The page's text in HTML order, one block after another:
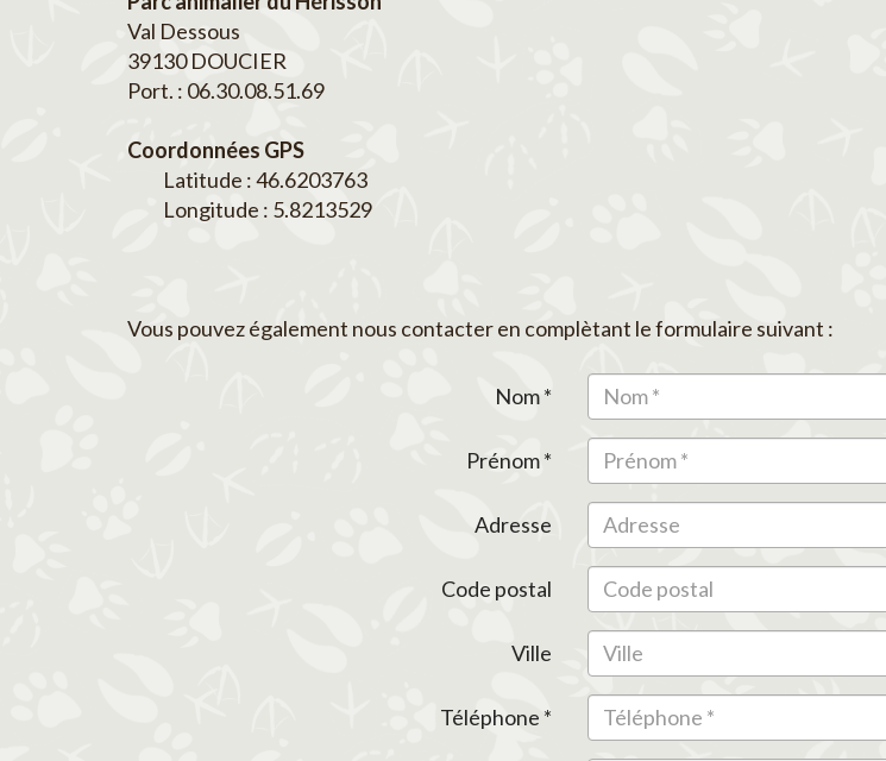
Val Dessous
39130 DOUCIER
Port. : 06.30.08.51.69
Coordonnées GPS
Latitude : 46.6203763
Longitude : 5.8213529
Vous pouvez également nous contacter en complètant le formulaire suivant :
Nom *
Prénom *
Adresse
Code postal
Ville
Téléphone *